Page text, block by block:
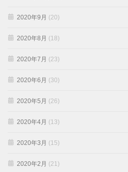
2020年9月 (20)
2020年8月 (18)
2020年7月 (23)
2020年6月 (30)
2020年5月 (26)
2020年4月 (13)
2020年3月 (15)
2020年2月 (21)